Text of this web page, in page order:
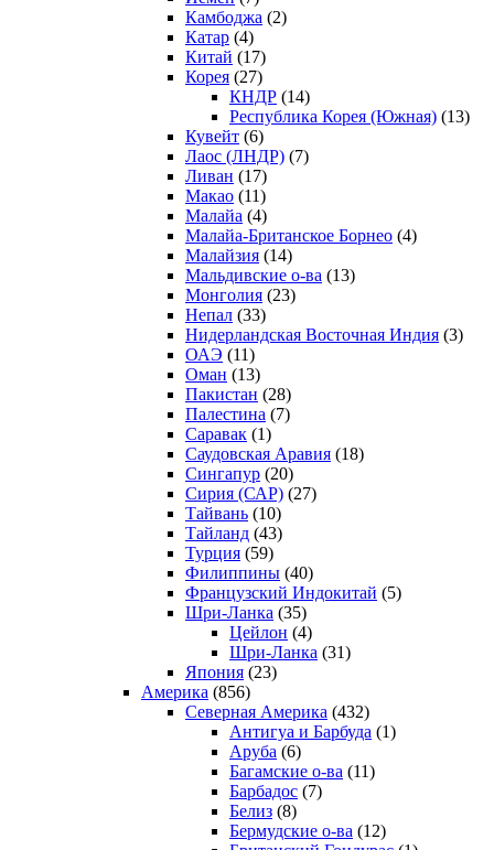
Камбоджа (2)
Катар (4)
Китай (17)
Корея (27)
КНДР (14)
Республика Корея (Южная) (13)
Кувейт (6)
Лаос (ЛНДР) (7)
Ливан (17)
Макао (11)
Малайа (4)
Малайа-Британское Борнео (4)
Малайзия (14)
Мальдивские о-ва (13)
Монголия (23)
Непал (33)
Нидерландская Восточная Индия (3)
ОАЭ (11)
Оман (13)
Пакистан (28)
Палестина (7)
Саравак (1)
Саудовская Аравия (18)
Сингапур (20)
Сирия (САР) (27)
Тайвань (10)
Тайланд (43)
Турция (59)
Филиппины (40)
Французский Индокитай (5)
Шри-Ланка (35)
Цейлон (4)
Шри-Ланка (31)
Япония (23)
Америка (856)
Северная Америка (432)
Антигуа и Барбуда (1)
Аруба (6)
Багамские о-ва (11)
Барбадос (7)
Белиз (8)
Бермудские о-ва (12)